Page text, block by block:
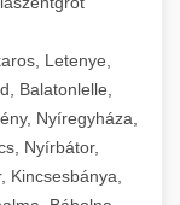
Letenye,
Balatonlelle,
Nyíregyháza,
Nyírbátor,
Kincsesbánya,